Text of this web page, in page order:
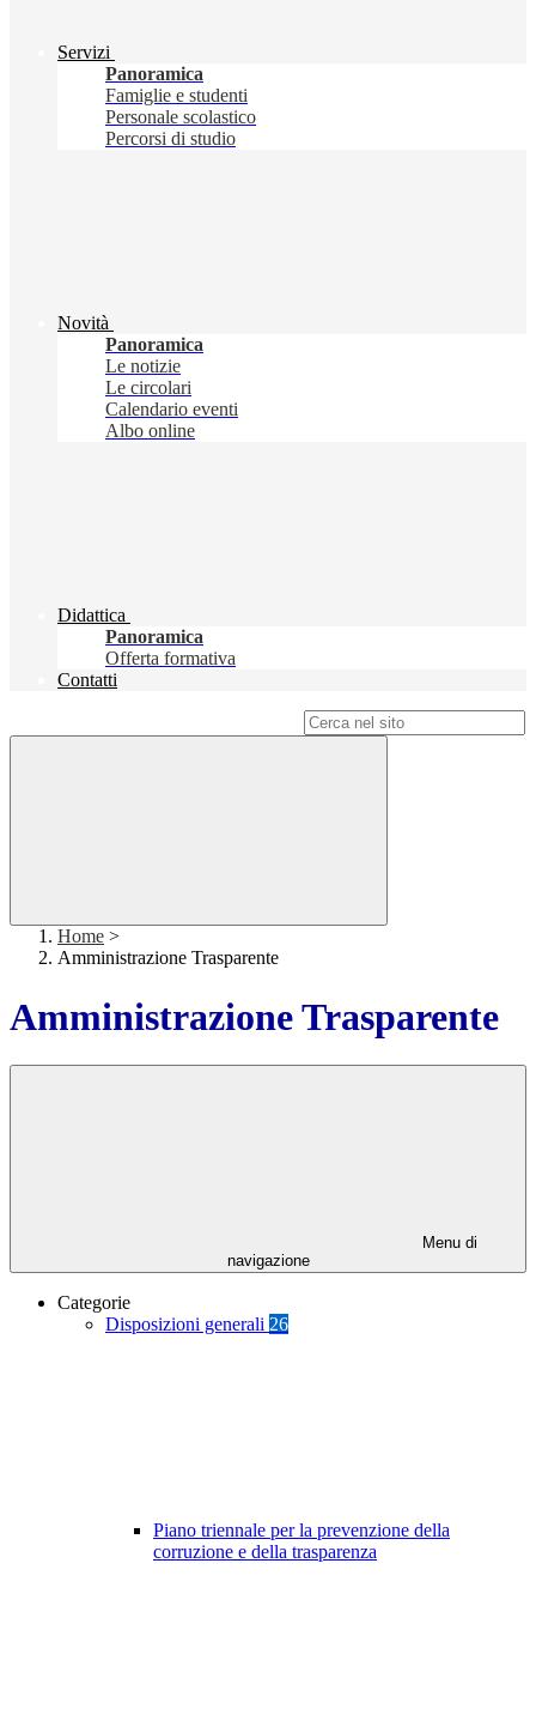
Servizi
Panoramica
Famiglie e studenti
Personale scolastico
Percorsi di studio
Novità
Panoramica
Le notizie
Le circolari
Calendario eventi
Albo online
Didattica
Panoramica
Offerta formativa
Contatti
Home >
Amministrazione Trasparente
Amministrazione Trasparente
Menu di
navigazione
Categorie
Disposizioni generali 26
Piano triennale per la prevenzione della
corruzione e della trasparenza